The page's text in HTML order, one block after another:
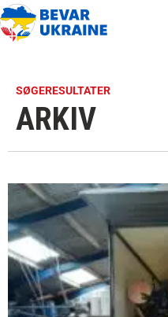
SØGERESULTATER
ARKIV